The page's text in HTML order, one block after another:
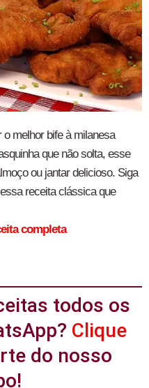
o melhor bife à milanesa
que não solta, esse
ou jantar delicioso. Siga
receita clássica que
completa
todos os
Clique
do nosso